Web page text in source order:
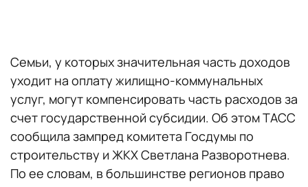
Семьи, у которых значительная часть доходов
уходит на оплату жилищно-коммунальных
услуг, могут компенсировать часть расходов за
счет государственной субсидии. Об этом ТАСС
сообщила зампред комитета Госдумы по
строительству и ЖКХ Светлана Разворотнева.
По ее словам, в большинстве регионов право